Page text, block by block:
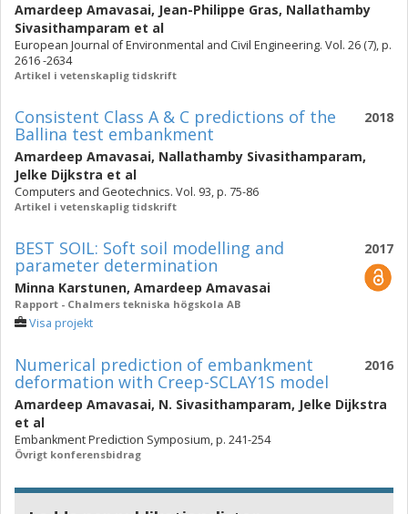
Amardeep Amavasai, Jean-Philippe Gras, Nallathamby
Sivasithamparam et al
European Journal of Environmental and Civil Engineering. Vol. 26 (7), p.
2616 -2634
Artikel i vetenskaplig tidskrift
2018
Consistent Class A & C predictions of the
Ballina test embankment
Amardeep Amavasai, Nallathamby Sivasithamparam,
Jelke Dijkstra et al
Computers and Geotechnics. Vol. 93, p. 75-86
Artikel i vetenskaplig tidskrift
2017
BEST SOIL: Soft soil modelling and
parameter determination
Minna Karstunen, Amardeep Amavasai
Rapport - Chalmers tekniska högskola AB
Visa projekt
2016
Numerical prediction of embankment
deformation with Creep-SCLAY1S model
Amardeep Amavasai, N. Sivasithamparam, Jelke Dijkstra
et al
Embankment Prediction Symposium, p. 241-254
Övrigt konferensbidrag